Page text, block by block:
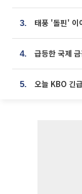
3.
4. 급등한 국제
5. 오늘 KBO 긴